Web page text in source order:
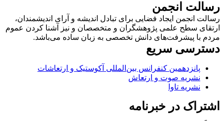
انجمن
انجمن ایجاد فضایی برای تبادل اندیشه و آرای اندیشمندان،
سطح علمی پژوهشگران و متخصصان و نیز آشنا کردن عموم
با پیشرفت‌های دانش تخصصی به زبان ساده می‌باشد.
سریع
پانزدهمین کنفرانس بین‌المللی آکوستیک و ارتعاشات
نشریه صوت و ارتعاش
نشریه تاوا
در خبرنامه